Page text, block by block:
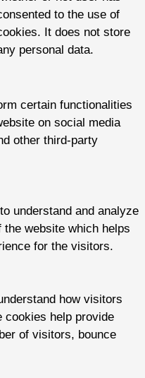
to the use of
It does not store
personal data.
certain functionalities
on social media
other third-party
understand and analyze
website which helps
for the visitors.
how visitors
cookies help provide
of visitors, bounce